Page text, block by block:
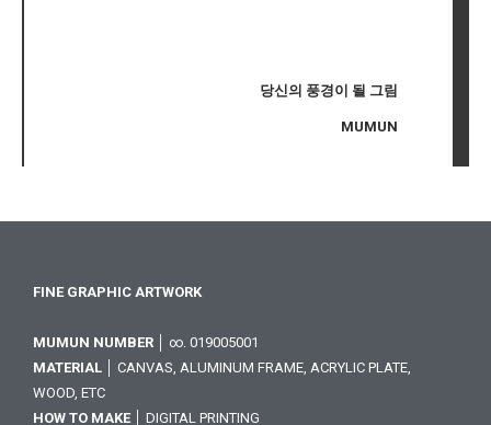
당신의 풍경이 될 그림
MUMUN
FINE GRAPHIC ARTWORK
MUMUN NUMBER │ ∞. 019005001
MATERIAL │ CANVAS, ALUMINUM FRAME, ACRYLIC PLATE,
WOOD, ETC
HOW TO MAKE │ DIGITAL PRINTING